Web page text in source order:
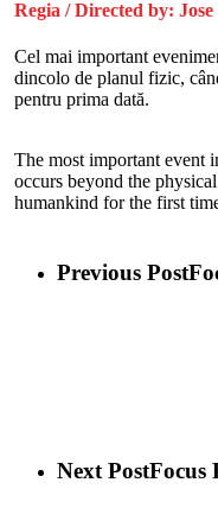
Regia / Directed by:
Cel mai important
dincolo de planul fizic,
pentru prima dată.
The most important event
occurs beyond the
humankind for the first
Previous Post
Next PostFocus